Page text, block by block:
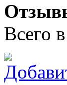
Всего